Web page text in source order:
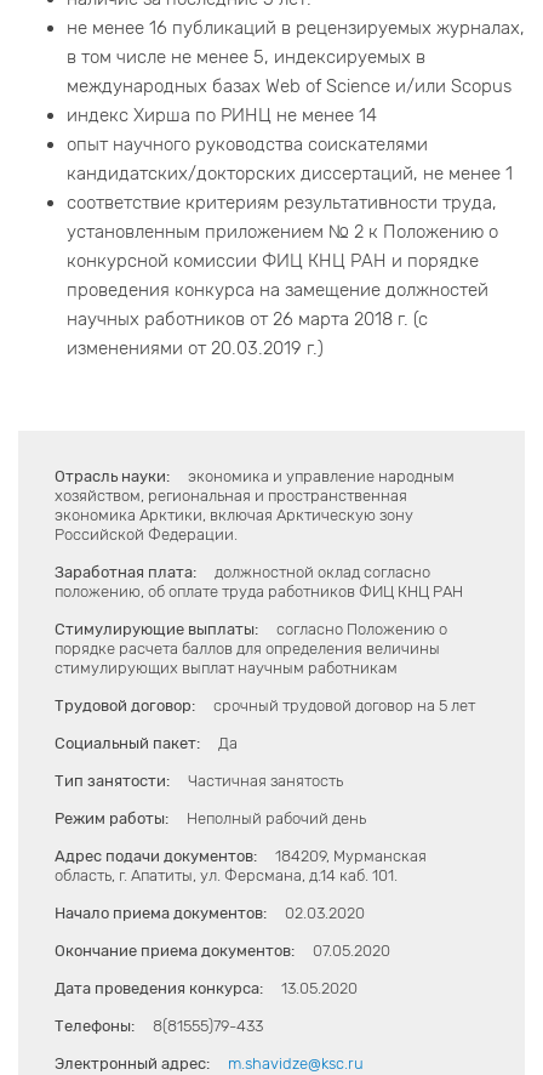
не менее 16 публикаций в рецензируемых журналах,
в том числе не менее 5, индексируемых в
международных базах Web of Science и/или Scopus
индекс Хирша по РИНЦ не менее 14
опыт научного руководства соискателями
кандидатских/докторских диссертаций, не менее 1
соответствие критериям результативности труда,
установленным приложением № 2 к Положению о
конкурсной комиссии ФИЦ КНЦ РАН и порядке
проведения конкурса на замещение должностей
научных работников от 26 марта 2018 г. (с
изменениями от 20.03.2019 г.)
Отрасль науки:
экономика и управление народным
хозяйством, региональная и пространственная
экономика Арктики, включая Арктическую зону
Российской Федерации.
Заработная плата:
должностной оклад согласно
положению, об оплате труда работников ФИЦ КНЦ РАН
Стимулирующие выплаты:
согласно Положению о
порядке расчета баллов для определения величины
стимулирующих выплат научным работникам
Трудовой договор: срочный трудовой договор на 5 лет
Социальный пакет: Да
Тип занятости: Частичная занятость
Режим работы: Неполный рабочий день
Адрес подачи документов:
184209, Мурманская
область, г. Апатиты, ул. Ферсмана, д.14 каб. 101.
Начало приема документов: 02.03.2020
Окончание приема документов: 07.05.2020
Дата проведения конкурса: 13.05.2020
Телефоны: 8(81555)79-433
Электронный адрес: m.shavidze@ksc.ru